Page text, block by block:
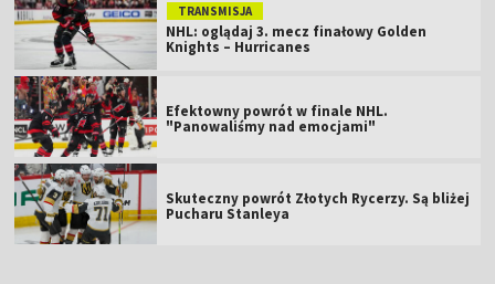
TRANSMISJA
NHL: oglądaj 3. mecz finałowy Golden
Knights – Hurricanes
Efektowny powrót w finale NHL.
"Panowaliśmy nad emocjami"
Skuteczny powrót Złotych Rycerzy. Są bliżej
Pucharu Stanleya